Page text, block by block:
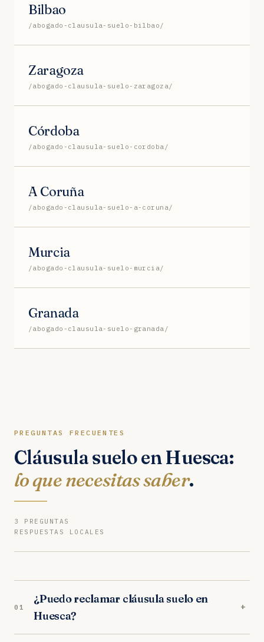
Bilbao
/abogado-clausula-suelo-bilbao/
Zaragoza
/abogado-clausula-suelo-zaragoza/
Córdoba
/abogado-clausula-suelo-cordoba/
A Coruña
/abogado-clausula-suelo-a-coruna/
Murcia
/abogado-clausula-suelo-murcia/
Granada
/abogado-clausula-suelo-granada/
PREGUNTAS FRECUENTES
Cláusula suelo en Huesca:
lo que necesitas saber.
3 PREGUNTAS
RESPUESTAS LOCALES
01
¿Puedo reclamar cláusula suelo en
Huesca?
+